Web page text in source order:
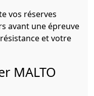
vos réserves
avant une épreuve
et votre
MALTO